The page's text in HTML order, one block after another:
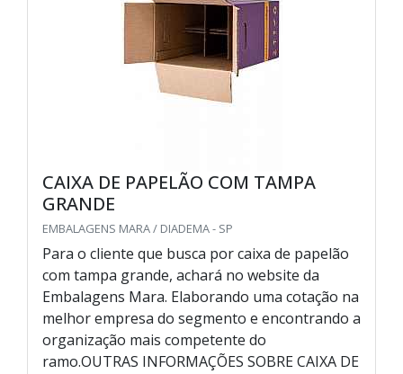
CAIXA DE PAPELÃO COM TAMPA
GRANDE
EMBALAGENS MARA / DIADEMA - SP
Para o cliente que busca por caixa de papelão
com tampa grande, achará no website da
Embalagens Mara. Elaborando uma cotação na
melhor empresa do segmento e encontrando a
organização mais competente do
ramo.OUTRAS INFORMAÇÕES SOBRE CAIXA DE